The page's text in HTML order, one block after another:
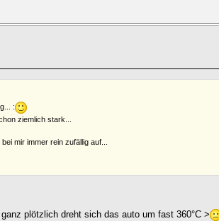
:
ziemlich stark...
mir immer rein zufällig auf...
plötzlich dreht sich das auto um fast 360°C >